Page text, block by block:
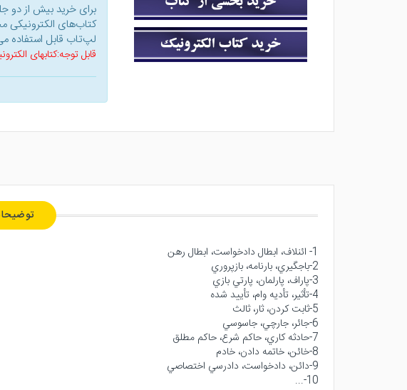
برای خرید بیش از دو
کتاب‌های الکترونیکی
لپ‌تاب قابل استفاده
قابل توجه:کتابهای
1- ائنلاف، ابطال دادخواست، ابطال رهن
2-باجگيري، بارنامه، بازپروري
3-پاراف، پارلمان، پارتي بازي
4-تأثير، تأديه وام، تأييد شده
5-ثابت كردن، ثار، ثالث
6-جائر، جارچي، جاسوسي
7-حادثه كاري، حاكم شرع، حاكم مطلق
8-خائن، خاتمه دادن، خادم
9-دائن، دادخواست، دادرسي اختصاصي
10-...